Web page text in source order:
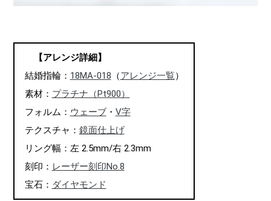
【アレンジ詳細】
結婚指輪： 18MA-018 （アレンジ一覧）
素材： プラチナ（Pt900）
フォルム： ウェーブ・ V字
テクスチャ： 鏡面仕上げ
リング幅：左 2.5mm/右 2.3mm
刻印： レーザー刻印No.8
宝石： ダイヤモンド